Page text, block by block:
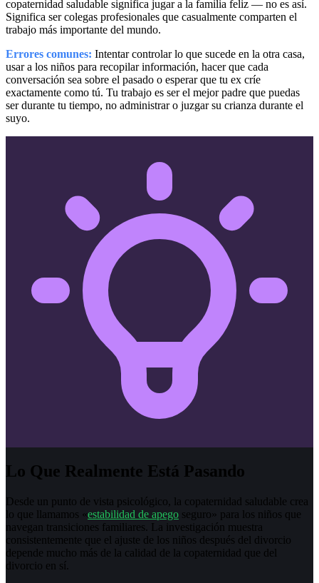
copaternidad saludable significa jugar a la familia feliz — no es así.
Significa ser colegas profesionales que casualmente comparten el
trabajo más importante del mundo.
Errores comunes: Intentar controlar lo que sucede en la otra casa,
usar a los niños para recopilar información, hacer que cada
conversación sea sobre el pasado o esperar que tu ex críe
exactamente como tú. Tu trabajo es ser el mejor padre que puedas
ser durante tu tiempo, no administrar o juzgar su crianza durante el
suyo.
Lo Que Realmente Está Pasando
Desde un punto de vista psicológico, la copaternidad saludable crea
lo que llamamos «estabilidad de apego seguro» para los niños que
navegan transiciones familiares. La investigación muestra
consistentemente que el ajuste de los niños después del divorcio
depende mucho más de la calidad de la copaternidad que del
divorcio en sí.